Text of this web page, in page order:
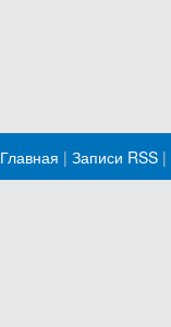
Главная | Записи RSS |